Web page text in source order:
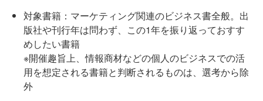
対象書籍：マーケティング関連のビジネス書全般。出
版社や刊行年は問わず、この1年を振り返っておすす
めしたい書籍
※開催趣旨上、情報商材などの個人のビジネスでの活
用を想定される書籍と判断されるものは、選考から除
外